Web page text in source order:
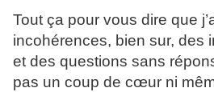
Tout ça pour vous dire que
incohérences, bien sur, des
et des questions sans
pas un coup de cœur ni